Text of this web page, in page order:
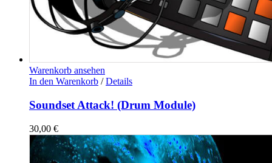
Warenkorb ansehen
In den Warenkorb / Details
Soundset Attack! (Drum Module)
30,00 €